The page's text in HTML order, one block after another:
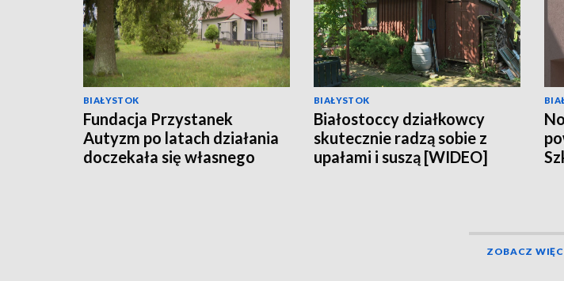
BIAŁYSTOK
Fundacja Przystanek
Autyzm po latach działania
doczekała się własnego
BIAŁYSTOK
Białostoccy działkowcy
skutecznie radzą sobie z
upałami i suszą [WIDEO]
ZOBACZ